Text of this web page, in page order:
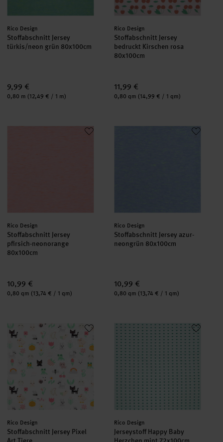
Hersteller:
Rico Design
Stoffabschnitt Jersey
türkis/neon grün 80x100cm
9,99 €
Inhalt:
0,80 m (12,49 € / 1 m)
Hersteller:
Rico Design
Stoffabschnitt Jersey
bedruckt Kirschen rosa
80x100cm
11,99 €
Inhalt:
0,80 qm (14,99 € / 1 qm)
Stoffabschnitt Jersey pfirsich-neonorange 80x100cm
Hersteller:
Rico Design
Stoffabschnitt Jersey
pfirsich-neonorange
80x100cm
10,99 €
Inhalt:
0,80 qm (13,74 € / 1 qm)
Stoffabschnitt Jersey azur-
Hersteller:
Rico Design
Stoffabschnitt Jersey azur-
neongrün 80x100cm
10,99 €
Inhalt:
0,80 qm (13,74 € / 1 qm)
Stoffabschnitt Jersey Pixel Art Tiere
Hersteller:
Rico Design
Stoffabschnitt Jersey Pixel
Jerseystoff Happy Baby
Hersteller:
Rico Design
Jerseystoff Happy Baby